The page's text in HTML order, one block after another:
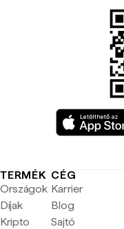
TERMÉK
Országok
Díjak
Kripto
CÉG
Karrier
Blog
Sajtó